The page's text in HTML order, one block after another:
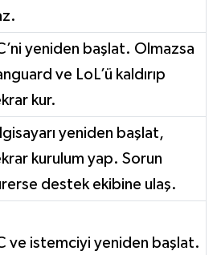
yeniden başlat. Olmazsa
ve LoL’ü kaldırıp
kur.
yeniden başlat,
kurulum yap. Sorun
destek ekibine ulaş.
ve istemciyi yeniden başlat.